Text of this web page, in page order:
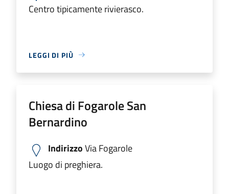
Centro tipicamente rivierasco.
LEGGI DI PIÙ
Chiesa di Fogarole San
Bernardino
IndirizzoVia Fogarole
Luogo di preghiera.